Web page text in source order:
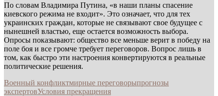
По словам Владимира Путина, «в наши планы спасение
киевского режима не входит». Это означает, что для тех
украинских граждан, которые не связывают свое будущее с
нынешней властью, еще остается возможность выбора.
Опросы показывают: общество все меньше верит в победу на
поле боя и все громче требует переговоров. Вопрос лишь в
том, как быстро эти настроения конвертируются в реальные
политические решения.
Военный конфликтмирные переговорыпрогнозы
экспертовУсловия прекращения